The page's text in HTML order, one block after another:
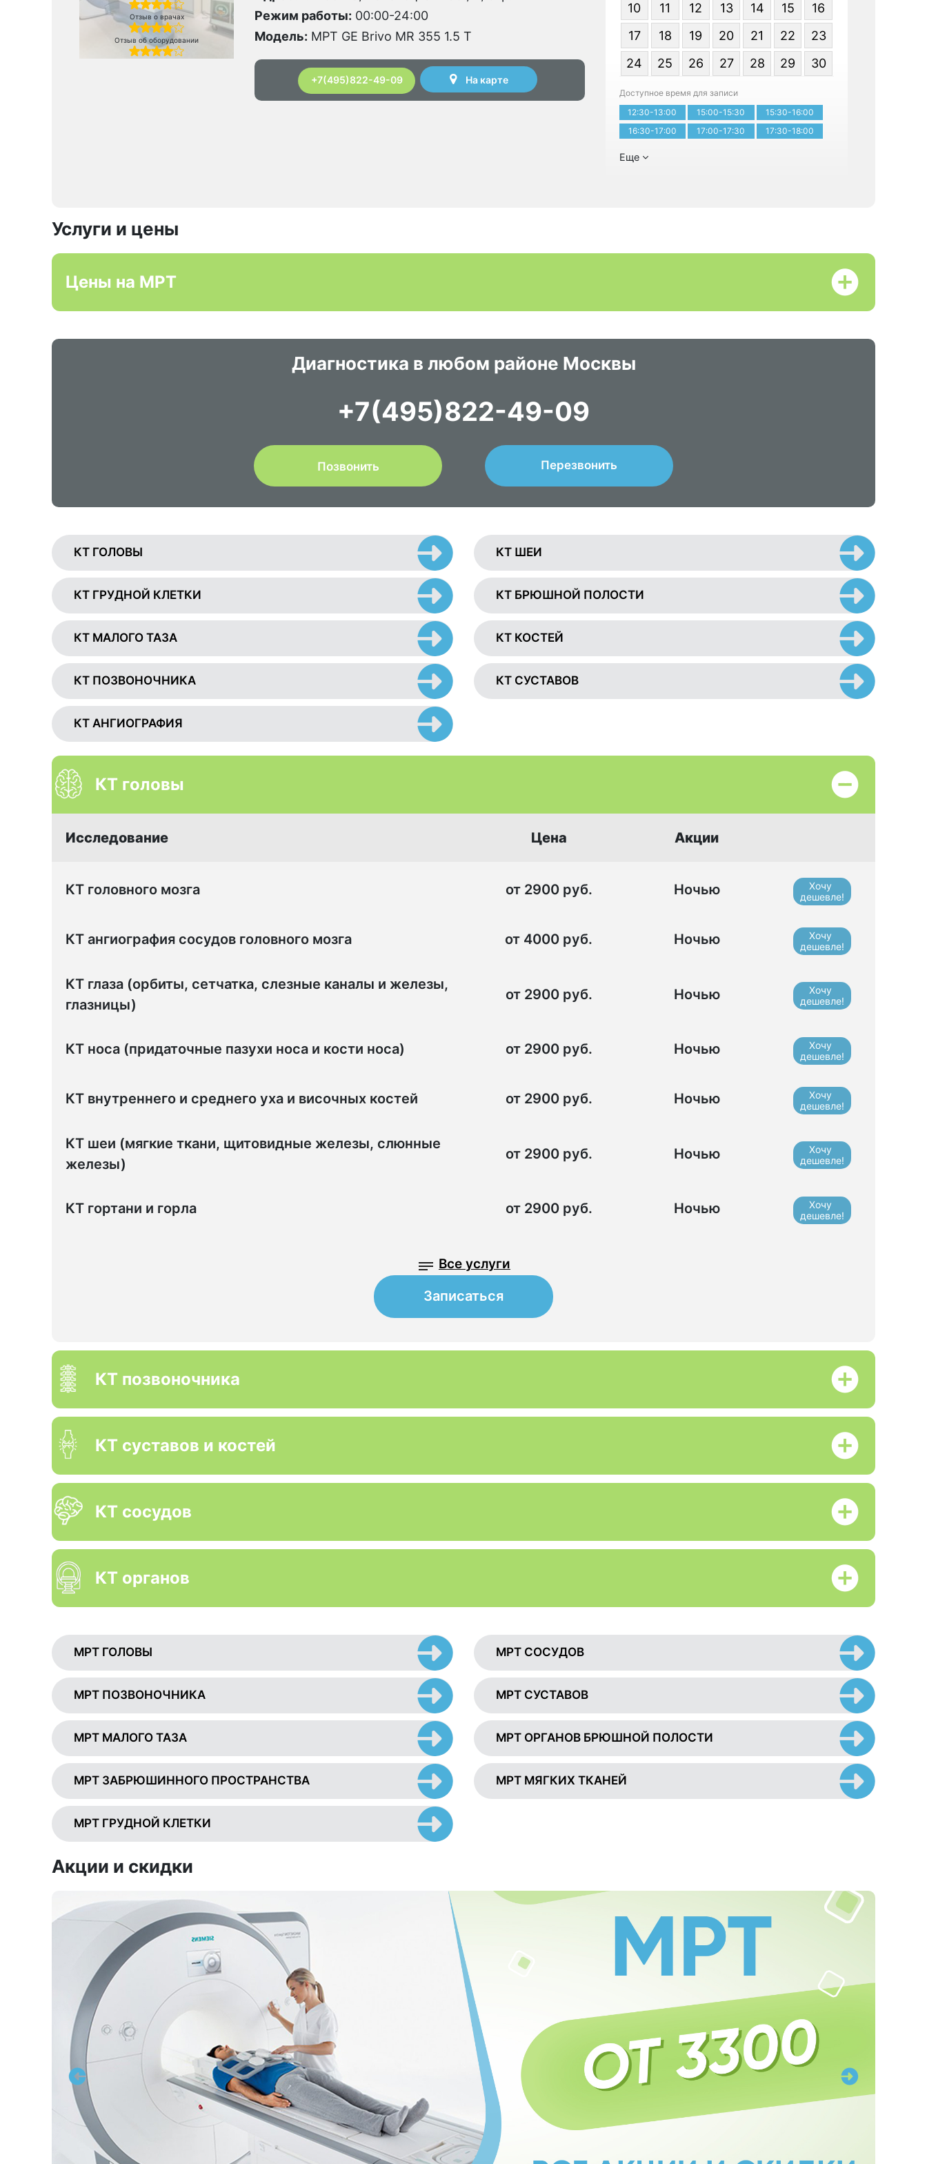
Отзыв о врачах
Отзыв об оборудовании
Режим работы: 00:00-24:00
Модель: МРТ GE Brivo MR 355 1.5 Т
+7(495)822-49-09 На карте
10
11 12 13 14 15
16
17
18 19 20 21 22
23
24
25 26 27 28 29 30
Доступное время для записи
12:30-13:00
15:00-15:30
15:30-16:00
16:30-17:00
17:00-17:30 17:30-18:00
Еще
Услуги и цены
Цены на МРТ
Диагностика в любом районе Москвы
+7(495)822-49-09
Позвонить Перезвонить
КТ ГОЛОВЫ
КТ ГРУДНОЙ КЛЕТКИ
КТ МАЛОГО ТАЗА
КТ ПОЗВОНОЧНИКА
КТ АНГИОГРАФИЯ
КТ ШЕИ
КТ БРЮШНОЙ ПОЛОСТИ
КТ КОСТЕЙ
КТ СУСТАВОВ
КТ головы
Исследование Цена Акции
КТ головного мозга от 2900 руб. Ночью
Хочу
дешевле!
КТ ангиография сосудов головного мозга от 4000 руб. Ночью
Хочу
дешевле!
КТ глаза (орбиты, сетчатка, слезные каналы и железы,
глазницы)
от 2900 руб. Ночью
Хочу
дешевле!
КТ носа (придаточные пазухи носа и кости носа) от 2900 руб. Ночью
Хочу
дешевле!
КТ внутреннего и среднего уха и височных костей от 2900 руб. Ночью
Хочу
дешевле!
КТ шеи (мягкие ткани, щитовидные железы, слюнные
железы)
от 2900 руб. Ночью
Хочу
дешевле!
КТ гортани и горла от 2900 руб. Ночью
Хочу
дешевле!
Все услуги
Записаться
КТ позвоночника
КТ суставов и костей
КТ сосудов
КТ органов
МРТ ГОЛОВЫ
МРТ ПОЗВОНОЧНИКА
МРТ МАЛОГО ТАЗА
МРТ ЗАБРЮШИННОГО ПРОСТРАНСТВА
МРТ ГРУДНОЙ КЛЕТКИ
МРТ СОСУДОВ
МРТ СУСТАВОВ
МРТ ОРГАНОВ БРЮШНОЙ ПОЛОСТИ
МРТ МЯГКИХ ТКАНЕЙ
Акции и скидки